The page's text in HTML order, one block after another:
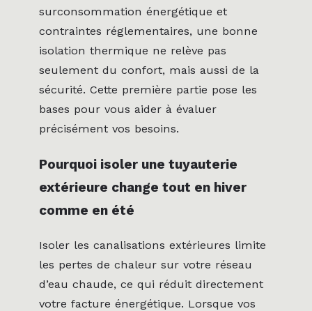
surconsommation énergétique et
contraintes réglementaires, une bonne
isolation thermique ne relève pas
seulement du confort, mais aussi de la
sécurité. Cette première partie pose les
bases pour vous aider à évaluer
précisément vos besoins.
Pourquoi isoler une tuyauterie
extérieure change tout en hiver
comme en été
Isoler les canalisations extérieures limite
les pertes de chaleur sur votre réseau
d’eau chaude, ce qui réduit directement
votre facture énergétique. Lorsque vos